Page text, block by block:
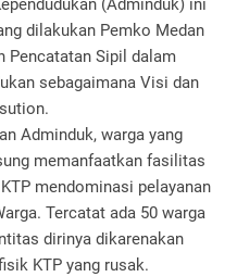
(Adminduk) ini
dilakukan Pemko Medan
Pencatatan Sipil dalam
sebagaimana Visi dan
Adminduk, warga yang
memanfaatkan fasilitas
mendominasi pelayanan
Tercatat ada 50 warga
dirinya dikarenakan
KTP yang rusak.